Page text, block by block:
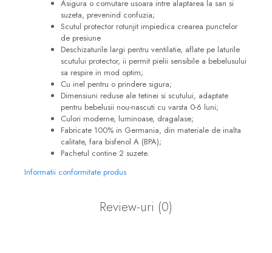
Asigura o comutare usoara intre alaptarea la san si
suzeta, prevenind confuzia;
Scutul protector rotunjit impiedica crearea punctelor
de presiune
Deschizaturile largi pentru ventilatie, aflate pe laturile
scutului protector, ii permit pielii sensibile a bebelusului
sa respire in mod optim;
Cu inel pentru o prindere sigura;
Dimensiuni reduse ale tetinei si scutului, adaptate
pentru bebelusii nou-nascuti cu varsta 0-6 luni;
Culori moderne, luminoase, dragalase;
Fabricate 100% in Germania, din materiale de inalta
calitate, fara bisfenol A (BPA);
Pachetul contine 2 suzete.
Informatii conformitate produs
Review-uri (0)